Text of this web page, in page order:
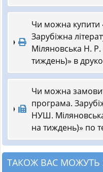
Чи можна купити
Зарубіжна
Міляновська Н. Р.
тиждень)» в
Чи можна
програма.
НУШ.
на тиждень)» по
ТАКОЖ ВАС МОЖУТЬ